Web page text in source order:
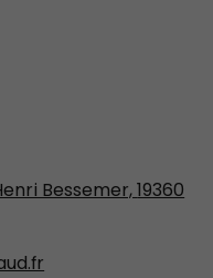
Bessemer,19360